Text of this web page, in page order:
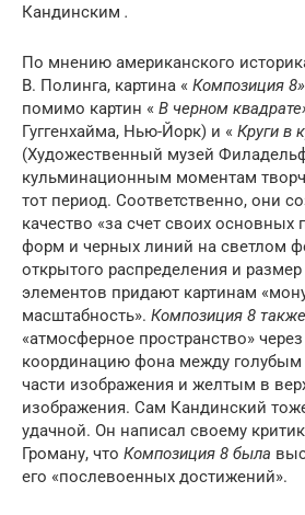
Кандинским .
По мнению американского
В. Полинга, картина « Композиция 8»
помимо картин « В черном
Гуггенхайма, Нью-Йорк) и « Круги в
(Художественный музей
кульминационным моментам
тот период. Соответственно, они
качество «за счет своих
форм и черных линий на светлом
открытого распределения и размер
элементов придают картинам
масштабность». Композиция 8 также
«атмосферное пространство»
координацию фона между
части изображения и желтым в
изображения. Сам Кандинский
удачной. Он написал своему
Громану, что Композиция 8 была
его «послевоенных достижений».